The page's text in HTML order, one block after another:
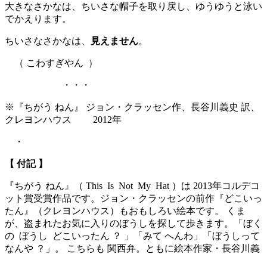
大きなさかなは、ちいさな帽子を取り戻し、ゆうゆうと泳い
でかえります。
ちいさなさかなは、 見えません。
（ こわすぎやん ）
・・・
※『ちがう ねん』 ジョン・クラッセン作、長谷川義史 訳、
クレヨンハウス 2012年
・
【 付記 】
『ちがう ねん』（ This Is Not My Hat ）は 2013年コルデコ
ット賞受賞作品です。ジョン・クラッセンの前作『どこいっ
たん』（クレヨンハウス）もおもしろい絵本です。 くま
が、盗まれたお気に入りのぼうしを探して歩きます。「ぼく
の ぼうし どこいったん ？ 」「みて へんわ」「ぼうしって
なんや ？」。 こちらも 関西弁。ともに絵本作家・長谷川義